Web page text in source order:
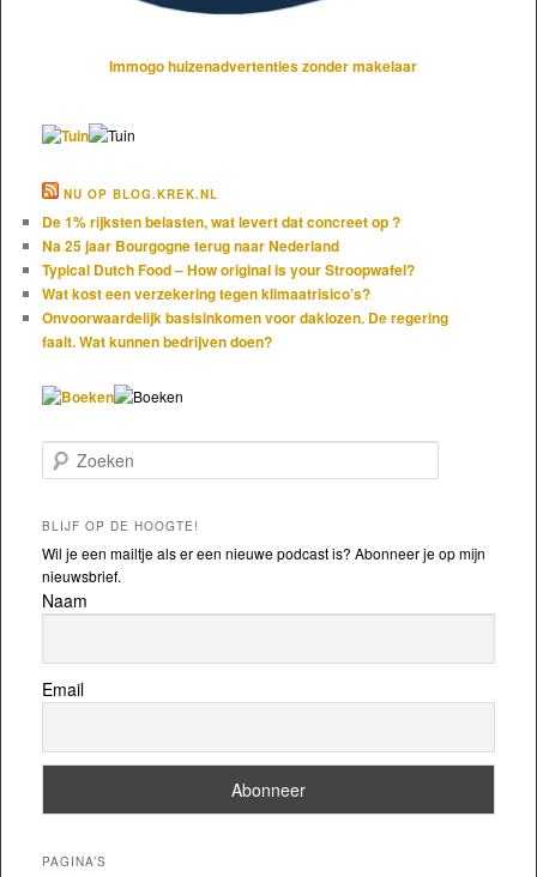
Immogo huizenadvertenties zonder makelaar
NU OP BLOG.KREK.NL
De 1% rijksten belasten, wat levert dat concreet op ?
Na 25 jaar Bourgogne terug naar Nederland
Typical Dutch Food – How original is your Stroopwafel?
Wat kost een verzekering tegen klimaatrisico’s?
Onvoorwaardelijk basisinkomen voor daklozen. De regering
faalt. Wat kunnen bedrijven doen?
Zoeken
BLIJF OP DE HOOGTE!
Wil je een mailtje als er een nieuwe podcast is? Abonneer je op mijn
nieuwsbrief.
Naam
Email
PAGINA’S